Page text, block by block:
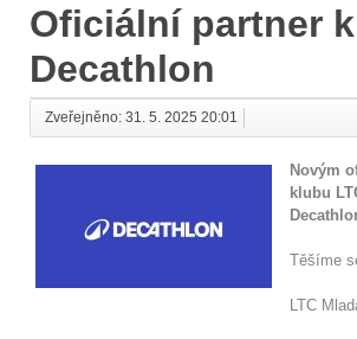
Oficiální partner
Decathlon
Zveřejněno: 31. 5. 2025 20:01
Novým
klubu
Těšíme
LTC